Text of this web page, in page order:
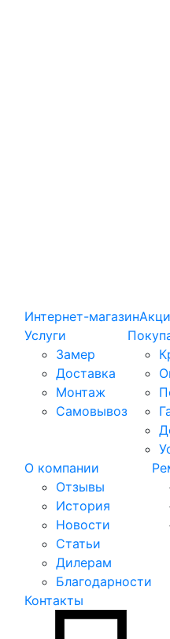
Интернет-магазин
Услуги
Замер
Доставка
Монтаж
Самовывоз
О компании
Отзывы
История
Новости
Статьи
Дилерам
Благодарности
Контакты